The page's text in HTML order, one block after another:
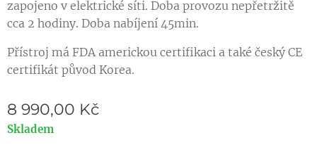
zapojeno v elektrické síti. Doba provozu nepřetržitě
cca 2 hodiny. Doba nabíjení 45min.
Přístroj má FDA americkou certifikaci a také český CE
certifikát původ Korea.
8 990,00 Kč
Skladem